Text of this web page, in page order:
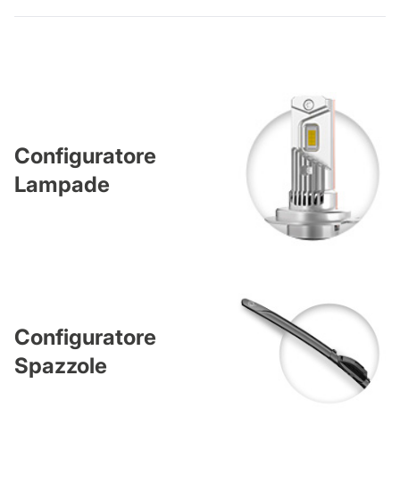
Configuratore
Lampade
Configuratore
Spazzole